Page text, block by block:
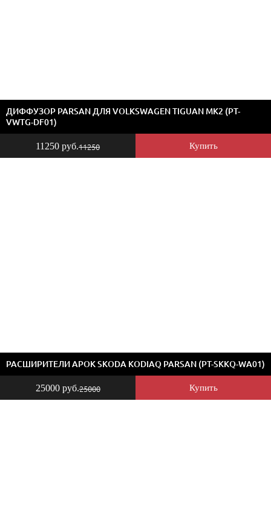
11250 руб.11250 Купить
ДИФФУЗОР PARSAN ДЛЯ VOLKSWAGEN TIGUAN MK2 (PT-
VWTG-DF01)
25000 руб.25000 Купить
РАСШИРИТЕЛИ АРОК SKODA KODIAQ PARSAN (PT-SKKQ-WA01)